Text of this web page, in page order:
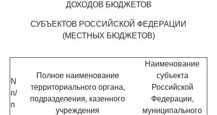
ДОХОДОВ БЮДЖЕТОВ
СУБЪЕКТОВ РОССИЙСКОЙ ФЕДЕРАЦИИ
(МЕСТНЫХ БЮДЖЕТОВ)
N
п/
п
Полное наименование
территориального органа,
подразделения, казенного
учреждения
Наименование
субъекта
Российской
Федерации,
муниципального